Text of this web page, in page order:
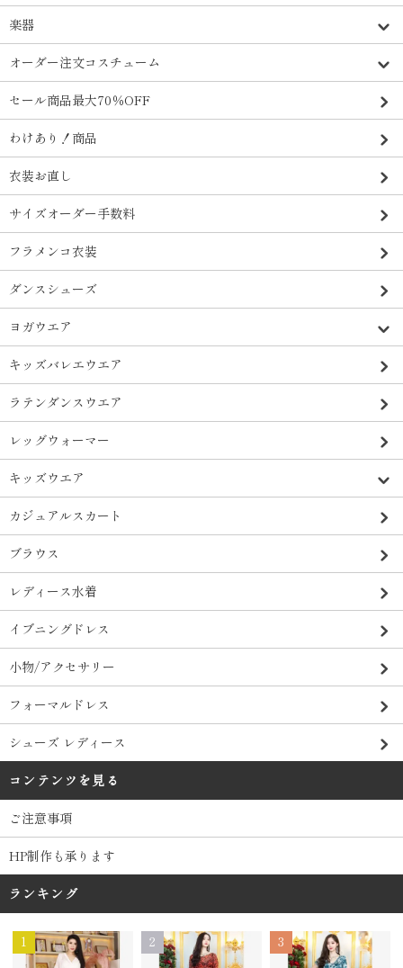
楽器
オーダー注文コスチューム
セール商品最大70％OFF
わけあり！商品
衣装お直し
サイズオーダー手数料
フラメンコ衣装
ダンスシューズ
ヨガウエア
キッズバレエウエア
ラテンダンスウエア
レッグウォーマー
キッズウエア
カジュアルスカート
ブラウス
レディース水着
イブニングドレス
小物/アクセサリー
フォーマルドレス
シューズ レディース
コンテンツを見る
ご注意事項
HP制作も承ります
ランキング
1 2 3